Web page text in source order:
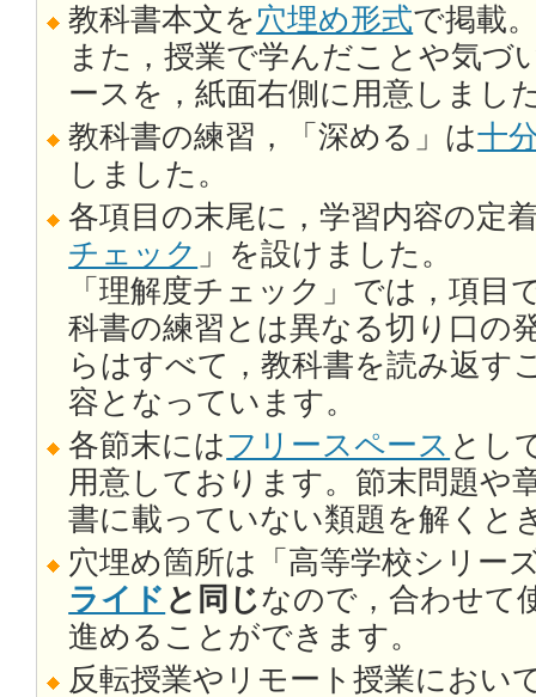
教科書本文を穴埋め形式で掲載
また，授業で学んだことや気
ースを，紙面右側に用意しまし
教科書の練習，「深める」は十
しました。
各項目の末尾に，学習内容の定
チェック 」を設けました。
「理解度チェック」では，項目
科書の練習とは異なる切り口の
らはすべて，教科書を読み返す
容となっています。
各節末にはフリースペース とし
用意しております。節末問題や
書に載っていない類題を解くと
穴埋め箇所は「高等学校シリー
ライド と同じなので，合わせて
進めることができます。
反転授業やリモート授業におい